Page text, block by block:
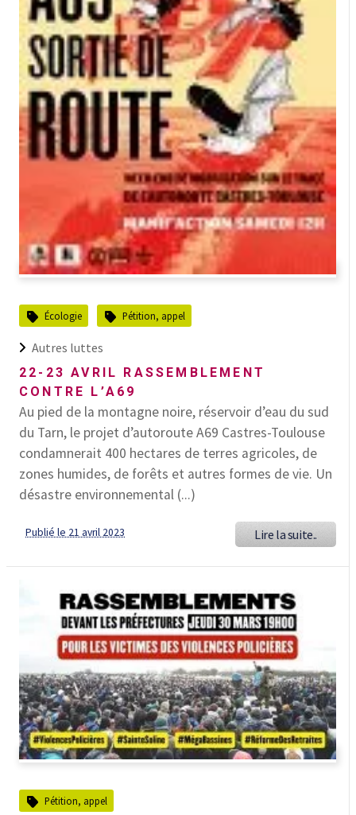
Écologie Pétition, appel
Autres luttes
22-23 AVRIL RASSEMBLEMENT
CONTRE L’A69
Au pied de la montagne noire, réservoir d’eau du sud
du Tarn, le projet d’autoroute A69 Castres-Toulouse
condamnerait 400 hectares de terres agricoles, de
zones humides, de forêts et autres formes de vie. Un
désastre environnemental (...)
Publié le 21 avril 2023 Lire la suite..
Pétition, appel